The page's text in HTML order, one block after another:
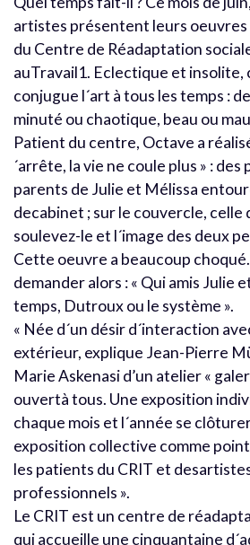
artistes présentent leurs oeuvres
du Centre de Réadaptation
auTravail1. Eclectique et
conjugue l´art à tous les temps :
minuté ou chaotique, beau ou
Patient du centre, Octave a
´arrête, la vie ne coule plus » :
parents de Julie et Mélissa
decabinet ; sur le couvercle,
soulevez-le et l´image des deux
Cette oeuvre a beaucoup
demander alors : « Qui amis Julie
temps, Dutroux ou le système ».
« Née d´un désir d´interaction
extérieur, explique Jean-Pierre
Marie Askenasi d’un atelier «
ouvertà tous. Une exposition
chaque mois et l´année se
exposition collective comme
les patients du CRIT et
professionnels ».
Le CRIT est un centre de
qui accueille une cinquantaine